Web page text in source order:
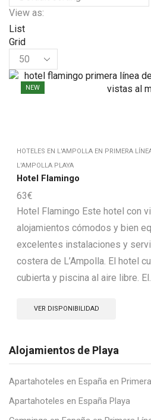
View as:
List
Grid
NEW
HOTELES EN L'AMPOLLA EN PRIMERA
L'AMPOLLA PLAYA
Hotel Flamingo
63€
Hotel Flamingo Este hotel con
alojamientos cómodos y bien
excelentes instalaciones y
costera de L’Ampolla. El hotel
cubierta y piscina al aire libre. El...
VER DISPONIBILIDAD
Alojamientos de Playa
Apartahoteles en España en
Apartahoteles en España Playa